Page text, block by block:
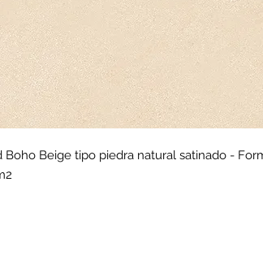
Boho Beige tipo piedra natural satinado -